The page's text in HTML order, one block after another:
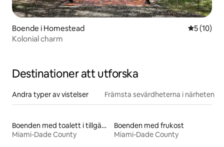
Boende i Homestead 5 av 5 i
5 (10)
Kolonial charm
Destinationer att utforska
Andra typer av vistelser Främsta sevärdheterna i närheten
Boenden med toalett i tillgänglighetsanpassad höjd
Miami-Dade County
Boenden med frukost
Miami-Dade County